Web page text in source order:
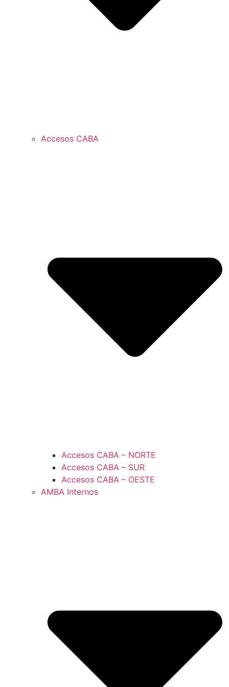
Accesos CABA
Accesos CABA – NORTE
Accesos CABA – SUR
Accesos CABA – OESTE
AMBA Internos